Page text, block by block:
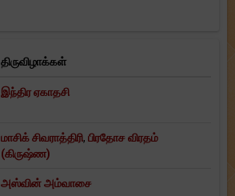
திருவிழாக்கள்
இந்திர ஏகாதசி
மாசிக் சிவராத்திரி, பிரதோச விரதம்
(கிருஷ்ண)
அஸ்வின் அம்வாசை